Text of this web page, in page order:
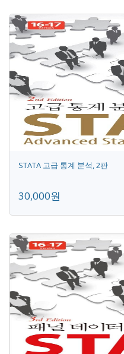
STATA 고급 통계 분석, 2판
30,000원